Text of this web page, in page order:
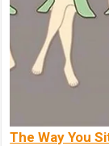
The Way You